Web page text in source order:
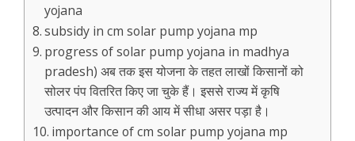
yojana
subsidy in cm solar pump yojana mp
progress of solar pump yojana in madhya
pradesh) अब तक इस योजना के तहत लाखों किसानों को
सोलर पंप वितरित किए जा चुके हैं। इससे राज्य में कृषि
उत्पादन और किसान की आय में सीधा असर पड़ा है।
importance of cm solar pump yojana mp